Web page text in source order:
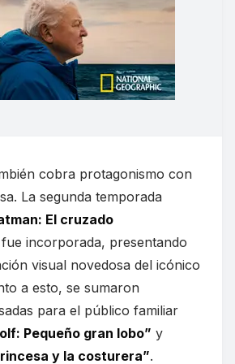
cobra protagonismo con
La segunda temporada
El cruzado
fue incorporada, presentando
visual novedosa del icónico
a esto, se sumaron
para el público familiar
Pequeño gran lobo” y
y la costurera”.